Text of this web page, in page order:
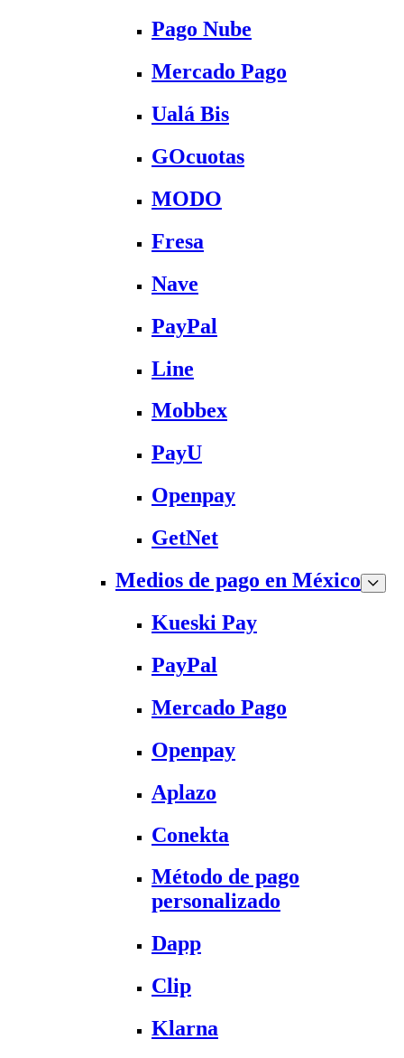
Pago Nube
Mercado Pago
Ualá Bis
GOcuotas
MODO
Fresa
Nave
PayPal
Line
Mobbex
PayU
Openpay
GetNet
Medios de pago en México
Kueski Pay
PayPal
Mercado Pago
Openpay
Aplazo
Conekta
Método de pago
personalizado
Dapp
Clip
Klarna